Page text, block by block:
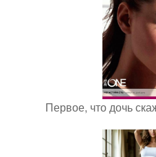
Первое, что дочь